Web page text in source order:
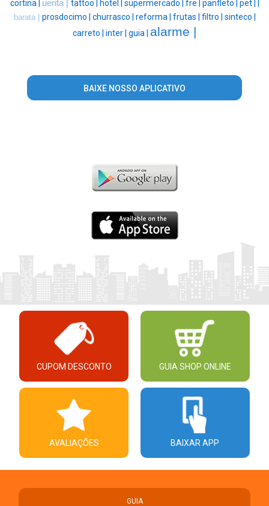
cortina | uerita | tattoo | hotel | supermercado | fre | panfleto | pet |
barata | prosdocimo | churrasco | reforma | frutas | filtro | sinteco |
carreto | inter | guia | alarme |
BAIXE NOSSO APLICATIVO
CUPOM DESCONTO GUIA SHOP ONLINE
AVALIAÇÕES BAIXAR APP
GUIA